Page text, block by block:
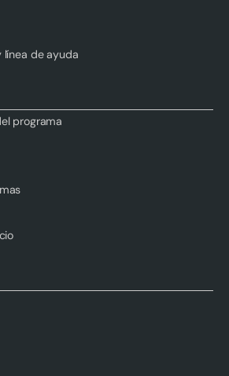
de ayuda
programa